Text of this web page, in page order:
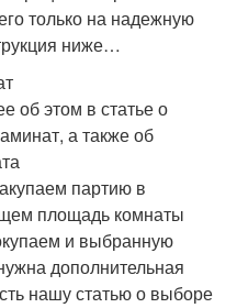
только на надежную
ниже…
об этом в статье о
а также об
партию в
площадь комнаты
и выбранную
дополнительная
нашу статью о выборе